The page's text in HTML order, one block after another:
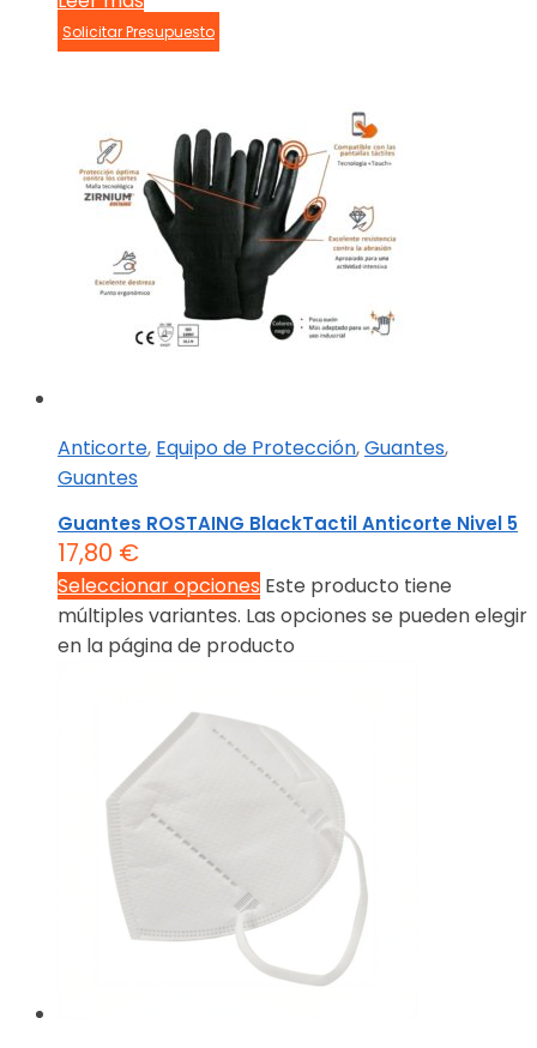
Solicitar Presupuesto
Anticorte, Equipo de Protección,Guantes,
Guantes
Guantes ROSTAING BlackTactil Anticorte Nivel 5
17,80 €
Seleccionar opciones Este producto tiene
múltiples variantes. Las opciones se pueden elegir
en la página de producto